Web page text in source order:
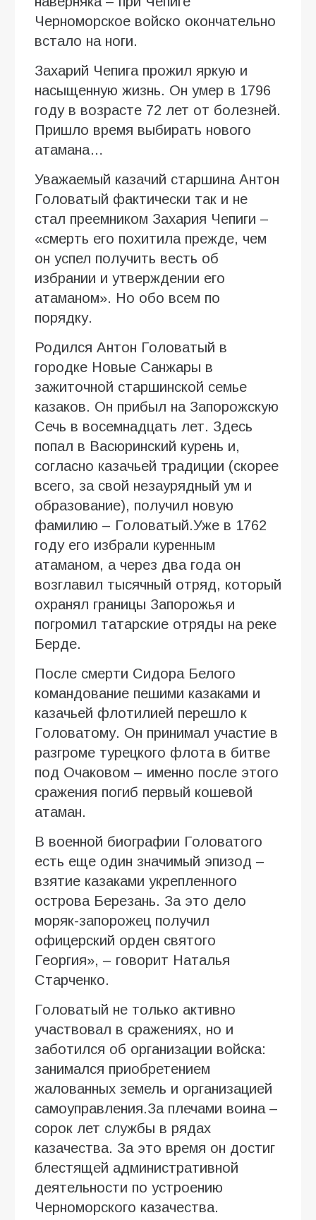
Черноморское войско окончательно
встало на ноги.
Захарий Чепига прожил яркую и
насыщенную жизнь. Он умер в 1796
году в возрасте 72 лет от болезней.
Пришло время выбирать нового
атамана…
Уважаемый казачий старшина Антон
Головатый фактически так и не
стал преемником Захария Чепиги –
«смерть его похитила прежде, чем
он успел получить весть об
избрании и утверждении его
атаманом». Но обо всем по
порядку.
Родился Антон Головатый в
городке Новые Санжары в
зажиточной старшинской семье
казаков. Он прибыл на Запорожскую
Сечь в восемнадцать лет. Здесь
попал в Васюринский курень и,
согласно казачьей традиции (скорее
всего, за свой незаурядный ум и
образование), получил новую
фамилию – Головатый.Уже в 1762
году его избрали куренным
атаманом, а через два года он
возглавил тысячный отряд, который
охранял границы Запорожья и
погромил татарские отряды на реке
Берде.
После смерти Сидора Белого
командование пешими казаками и
казачьей флотилией перешло к
Головатому. Он принимал участие в
разгроме турецкого флота в битве
под Очаковом – именно после этого
сражения погиб первый кошевой
атаман.
В военной биографии Головатого
есть еще один значимый эпизод –
взятие казаками укрепленного
острова Березань. За это дело
моряк-запорожец получил
офицерский орден святого
Георгия», – говорит Наталья
Старченко.
Головатый не только активно
участвовал в сражениях, но и
заботился об организации войска:
занимался приобретением
жалованных земель и организацией
самоуправления.За плечами воина –
сорок лет службы в рядах
казачества. За это время он достиг
блестящей административной
деятельности по устроению
Черноморского казачества.